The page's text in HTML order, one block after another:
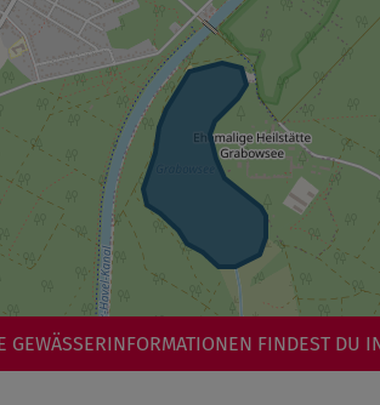
GEWÄSSERINFORMATIONEN FINDEST DU